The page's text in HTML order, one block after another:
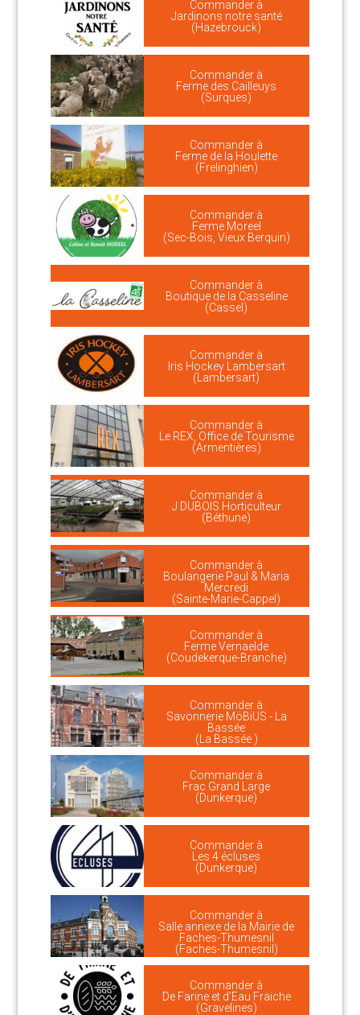
Commander à
Jardinons notre santé
(Hazebrouck)
Commander à
Ferme des Cailleuys
(Surques)
Commander à
Ferme de la Houlette
(Frelinghien)
Commander à
Ferme Moreel
(Sec-Bois, Vieux Berquin)
Commander à
Boutique de la Casseline
(Cassel)
Commander à
Iris Hockey Lambersart
(Lambersart)
Commander à
Le REX, Office de Tourisme
(Armentières)
Commander à
J DUBOIS Horticulteur
(Béthune)
Commander à
Boulangerie Paul & Maria
Mercredi
(Sainte-Marie-Cappel)
Commander à
Ferme Vernaelde
(Coudekerque-Branche)
Commander à
Savonnerie MöBiUS - La
Bassée
(La Bassée )
Commander à
Frac Grand Large
(Dunkerque)
Commander à
Les 4 écluses
(Dunkerque)
Commander à
Salle annexe de la Mairie de
Faches-Thumesnil
(Faches-Thumesnil)
Commander à
De Farine et d'Eau Fraiche
(Gravelines)